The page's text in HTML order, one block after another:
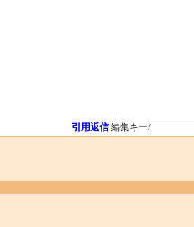
引用返信 編集キー/